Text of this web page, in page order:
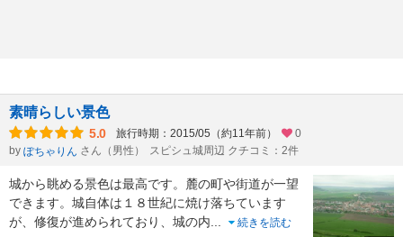
素晴らしい景色
5.0 旅行時期：2015/05（約11年前）
0
by ぽちゃりん さん（男性） スピシュ城周辺 クチコミ：2件
城から眺める景色は最高です。麓の町や街道が一望
できます。城自体は１８世紀に焼け落ちています
が、修復が進められており、城の内
続きを読む